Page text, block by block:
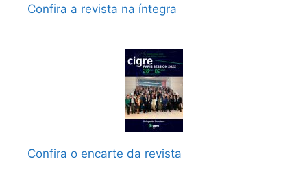
Confira a revista na íntegra
Confira o encarte da revista